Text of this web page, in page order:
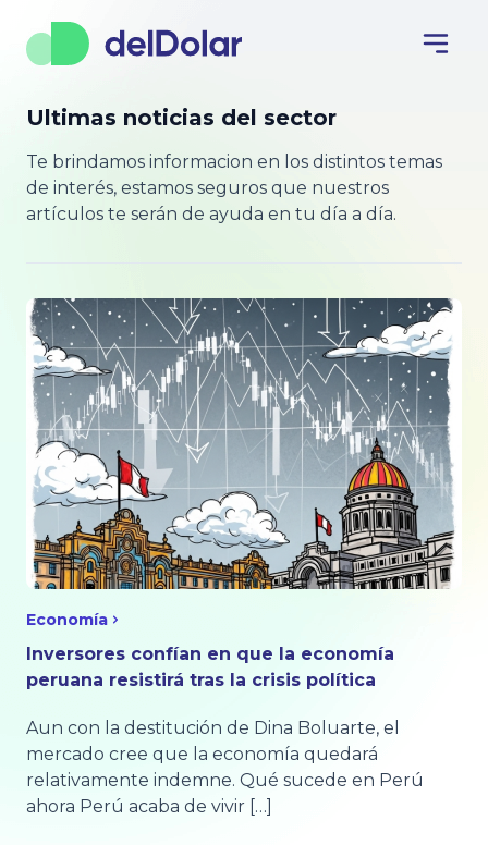
Ultimas noticias del sector
Te brindamos informacion en los distintos temas
de interés, estamos seguros que nuestros
artículos te serán de ayuda en tu día a día.
Economía
Inversores confían en que la economía
peruana resistirá tras la crisis política
Aun con la destitución de Dina Boluarte, el
mercado cree que la economía quedará
relativamente indemne. Qué sucede en Perú
ahora Perú acaba de vivir […]